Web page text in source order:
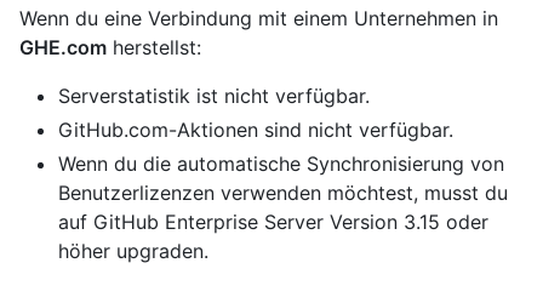
Wenn du eine Verbindung mit einem Unternehmen in
GHE.com herstellst:
Serverstatistik ist nicht verfügbar.
GitHub.com-Aktionen sind nicht verfügbar.
Wenn du die automatische Synchronisierung von
Benutzerlizenzen verwenden möchtest, musst du
auf GitHub Enterprise Server Version 3.15 oder
höher upgraden.